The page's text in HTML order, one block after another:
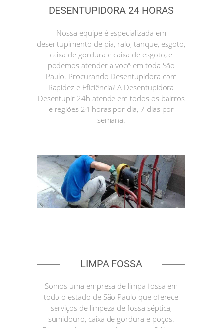
DESENTUPIDORA 24 HORAS
Nossa equipe é especializada em
desentupimento de pia, ralo, tanque, esgoto,
caixa de gordura e caixa de esgoto, e
podemos atender a você em toda São
Paulo. Procurando Desentupidora com
Rapidez e Eficiência? A Desentupidora
Desentupir 24h atende em todos os bairros
e regiões 24 horas por dia, 7 dias por
semana.
LIMPA FOSSA
Somos uma empresa de limpa fossa em
todo o estado de São Paulo que oferece
serviços de limpeza de fossa séptica,
sumidouro, caixa de gordura e poços.